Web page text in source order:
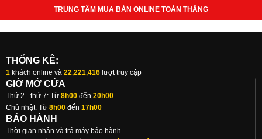
TRUNG TÂM MUA BÁN ONLINE TOÀN THẮNG
THỐNG KÊ:
1 khách online và 22,221,416 lượt truy cập
GIỜ MỞ CỬA
Thứ 2 - thứ 7: Từ 8h00 đến 20h00
Chủ nhật: Từ 8h00 đến 17h00
BẢO HÀNH
Thời gian nhận và trả máy bảo hành